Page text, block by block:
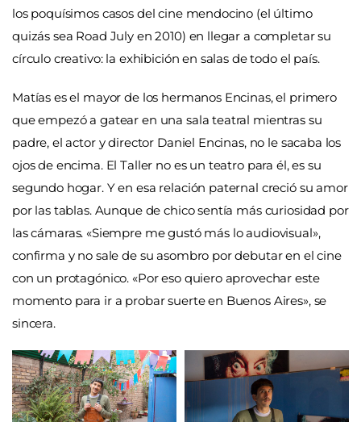
los poquísimos casos del cine mendocino (el último
quizás sea Road July en 2010) en llegar a completar su
círculo creativo: la exhibición en salas de todo el país.
Matías es el mayor de los hermanos Encinas, el primero
que empezó a gatear en una sala teatral mientras su
padre, el actor y director Daniel Encinas, no le sacaba los
ojos de encima. El Taller no es un teatro para él, es su
segundo hogar. Y en esa relación paternal creció su amor
por las tablas. Aunque de chico sentía más curiosidad por
las cámaras. «Siempre me gustó más lo audiovisual»,
confirma y no sale de su asombro por debutar en el cine
con un protagónico. «Por eso quiero aprovechar este
momento para ir a probar suerte en Buenos Aires», se
sincera.